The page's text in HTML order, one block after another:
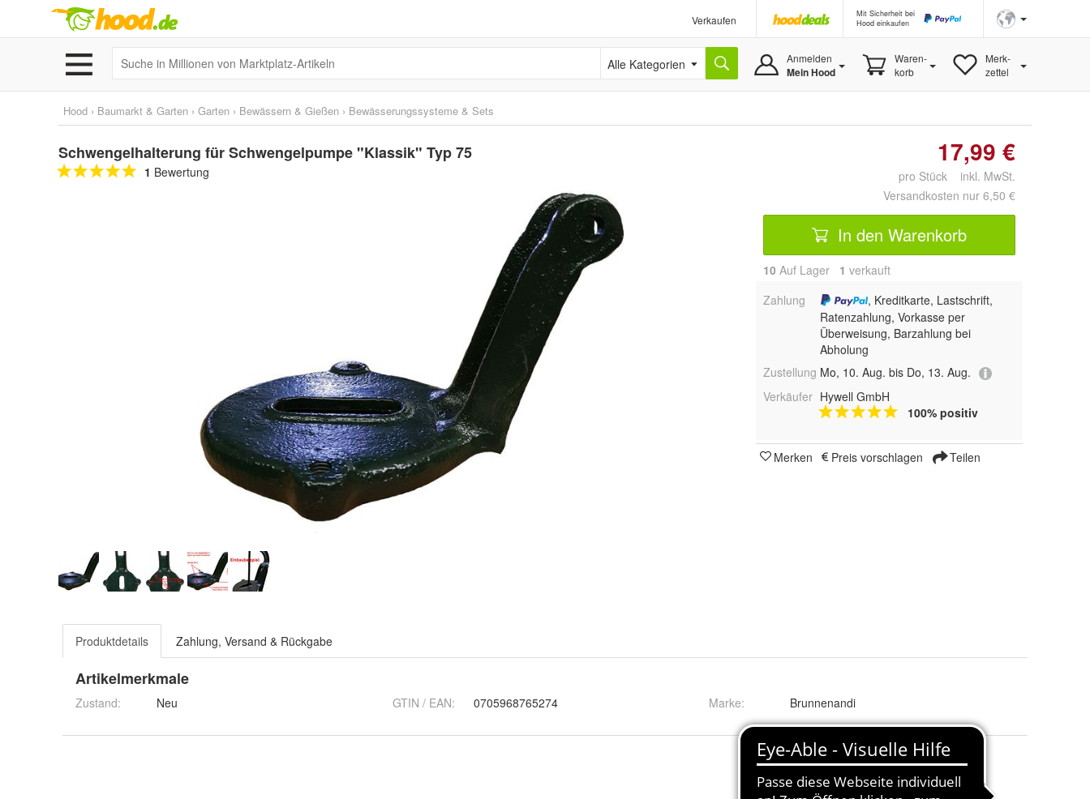
Verkaufen
Mit Sicherheit bei
Hood einkaufen
Alle Kategorien Anmelden
Mein Hood
Waren-
korb
Merk-
zettel
Hood › Baumarkt & Garten › Garten › Bewässern & Gießen › Bewässerungssysteme & Sets
Schwengelhalterung für Schwengelpumpe "Klassik" Typ 75
1 Bewertung
17,99 €
pro Stück inkl. MwSt.
Versandkosten nur 6,50 €
In den Warenkorb
10 Auf Lager 1 verkauft
Zahlung
, Kreditkarte, Lastschrift,
Ratenzahlung, Vorkasse per
Überweisung, Barzahlung bei
Abholung
Zustellung Mo, 10. Aug. bis Do, 13. Aug.
Verkäufer Hywell GmbH
100% positiv
Merken Preis vorschlagen Teilen
Produktdetails Zahlung, Versand & Rückgabe
Artikelmerkmale
Zustand: Neu GTIN / EAN: 0705968765274 Marke: Brunnenandi